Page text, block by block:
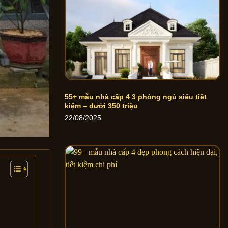
55+ mẫu nhà cấp 4 3 phòng ngủ siêu tiết
kiệm – dưới 350 triệu
22/08/2025